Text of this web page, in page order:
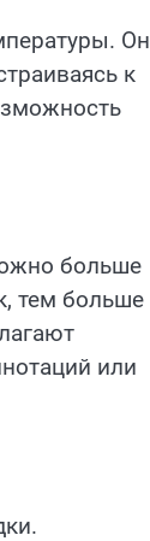
к
больше
тем больше
или